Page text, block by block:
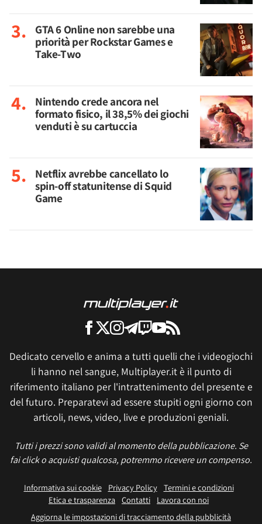
GTA 6 Online non sarebbe una
priorità per Rockstar Games e
Take-Two
Nintendo crede ancora nel
formato fisico, il 38,5% dei giochi
venduti è su cartuccia
Netflix avrebbe cancellato lo
spin-off statunitense di Squid
Game
Dedicato cervello e anima a tutti quelli che i videogiochi
li hanno nel sangue, Multiplayer.it è il punto di
riferimento italiano per l'intrattenimento del presente e
del futuro. Preparatevi ad essere stupiti ogni giorno con
articoli, news, video, live e produzioni geniali.
Tutti i prezzi sono validi al momento della pubblicazione. Se
fai click o acquisti qualcosa, potremmo ricevere un compenso.
Informativa sui cookie Privacy Policy
Termini e condizioni
Etica e trasparenza Contatti
Lavora con noi
Aggiorna le impostazioni di tracciamento della pubblicità